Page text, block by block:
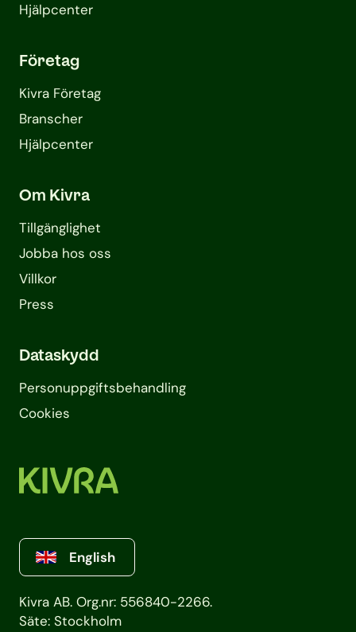
Hjälpcenter
Företag
Kivra Företag
Branscher
Hjälpcenter
Om Kivra
Tillgänglighet
Jobba hos oss
Villkor
Press
Dataskydd
Personuppgifts­behandling
Cookies
Kivra AB. Org.nr: 556840-2266.
Säte: Stockholm
English